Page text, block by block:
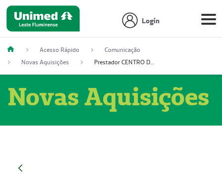
Login
Acesso Rápido
Comunicação
Novas Aquisições
Prestador CENTRO DE ONCOLOGIA
Novas Aquisições